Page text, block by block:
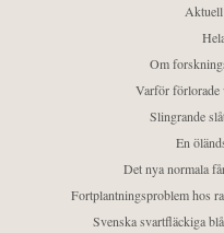
Om
Varför förlorade
Slingrande
En
Det nya normala
Fortplantningsproblem hos
Svenska svartfläckiga